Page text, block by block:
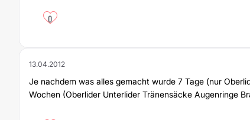
0
13.04.2012
Je nachdem was alles gemacht wurde 7 Tage (nur
Wochen (Oberlider Unterlider Tränensäcke Augenringe